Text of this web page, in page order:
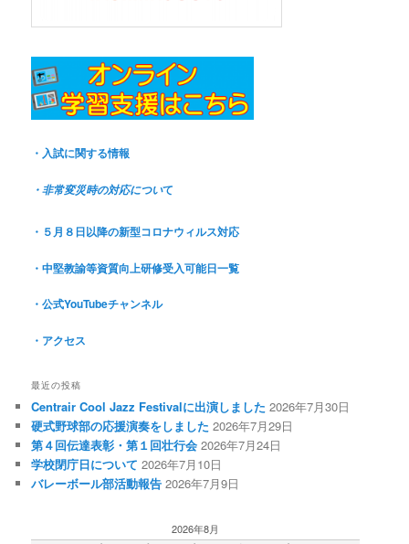
・入試に関する情報
・非常変災時の対応について
・５月８日以降の新型コロナウィルス対応
・中堅教諭等資質向上研修受入可能日一覧
・公式YouTubeチャンネル
・アクセス
最近の投稿
Centrair Cool Jazz Festivalに出演しました 2026年7月30日
硬式野球部の応援演奏をしました 2026年7月29日
第４回伝達表彰・第１回壮行会 2026年7月24日
学校閉庁日について 2026年7月10日
バレーボール部活動報告 2026年7月9日
2026年8月